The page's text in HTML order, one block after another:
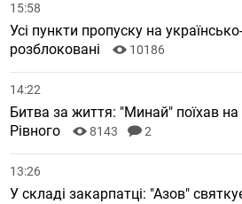
15:58
Усі пункти пропуску на
розблоковані
10186
14:22
Битва за життя: "Минай" поїхав
Рівного
8143 2
13:26
У складі закарпатці: "Азов"